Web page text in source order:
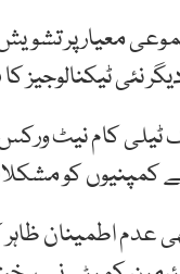
معیار پر
ٹیلی کام نیٹ
اطمینان ظاہر